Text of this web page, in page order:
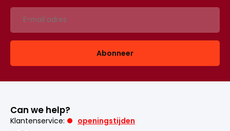
Abonneer
Can we help?
Klantenservice:
openingstijden